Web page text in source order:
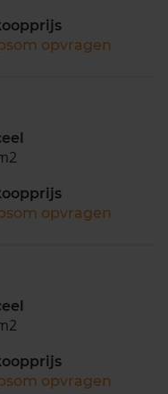
opvragen
opvragen
opvragen